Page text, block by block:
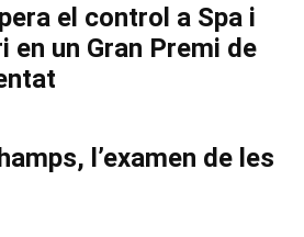
el control a Spa i
en un Gran Premi de
l’examen de les